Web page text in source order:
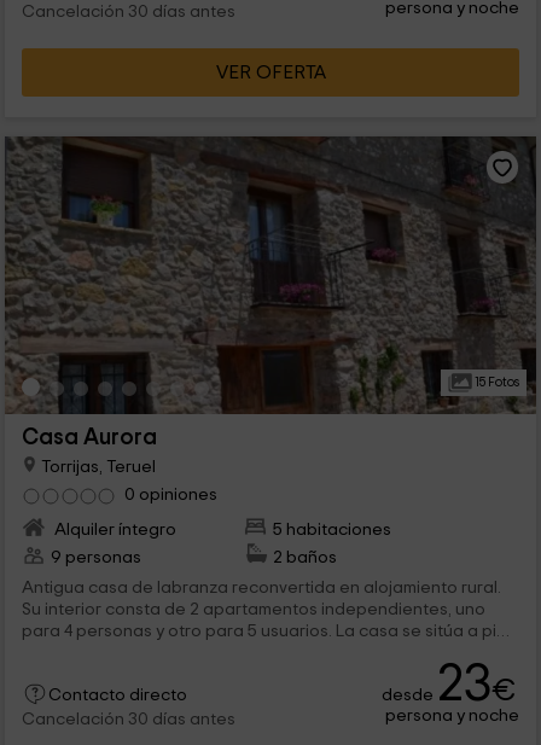
Cancelación 30 días antes persona y noche
VER OFERTA
15 Fotos
Casa Aurora
Torrijas, Teruel
0 opiniones
Alquiler íntegro
5 habitaciones
9 personas
2 baños
Antigua casa de labranza reconvertida en alojamiento rural.
Su interior consta de 2 apartamentos independientes, uno
para 4 personas y otro para 5 usuarios. La casa se sitúa a pie
huéspedes tener a mano todo lo necesario para las largas
estancias.
Contacto directo
Cancelación 30 días antes
desde 23€
persona y noche